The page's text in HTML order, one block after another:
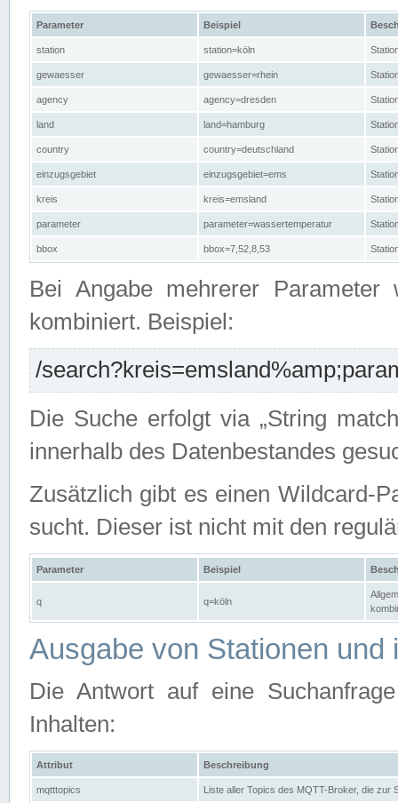
Parameter Beispiel
station station=köln
gewaesser gewaesser=rhein
agency agency=dresden
land land=hamburg
country country=deutschland
einzugsgebiet einzugsgebiet=ems
kreis kreis=emsland
parameter parameter=wassertemperatur
bbox bbox=7,52,8,53
Bei Angabe mehrerer Parameter
kombiniert. Beispiel:
/
Die Suche erfolgt via „String
innerhalb des Datenbestandes
Zusätzlich gibt es einen Wildcard-
sucht. Dieser ist nicht mit den
Parameter Beispiel
q q=köln
Ausgabe von Stationen und
Die Antwort auf eine
Inhalten:
Attribut Beschreibung
mqtttopics Liste aller Topics des MQTT-Broker, die zur